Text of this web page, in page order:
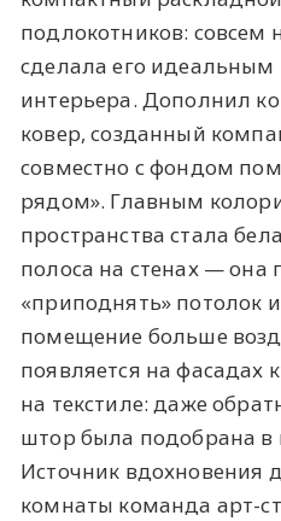
подлокотников:
сделала его идеальным
интерьера. Дополнил
ковер, созданный
совместно с фондом
рядом». Главным
пространства стала
полоса на стенах — она
«приподнять» потолок
помещение больше
появляется на фасадах
на текстиле: даже
штор была подобрана
Источник вдохновения
комнаты команда арт-